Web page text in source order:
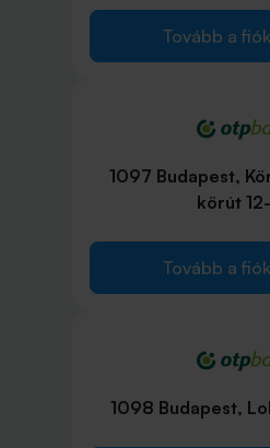
Tovább a
1097 Budapest,
körút
Tovább a
1098 Budapest,